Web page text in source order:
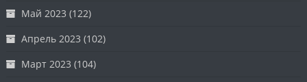
Май 2023 (122)
Апрель 2023 (102)
Март 2023 (104)